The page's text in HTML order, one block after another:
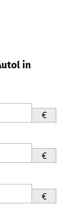
in
€
€
€